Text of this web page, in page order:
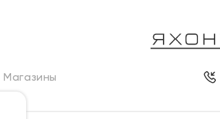
Магазины